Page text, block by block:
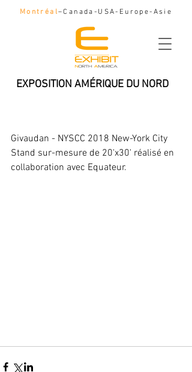
Montréal–Canada-USA-Europe-Asie
EXPOSITION AMÉRIQUE DU NORD
Givaudan - NYSCC 2018 New-York City
Stand sur-mesure de 20'x30' réalisé en
collaboration avec Equateur.